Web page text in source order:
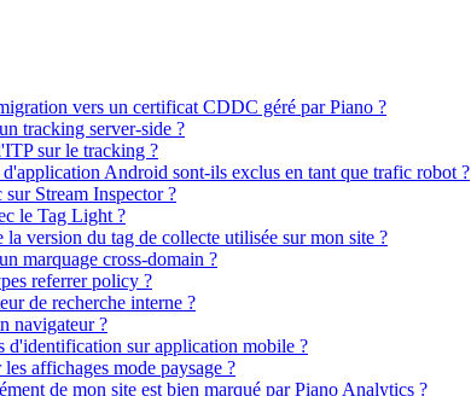
vers un certificat CDDC géré par Piano ?
tracking server-side ?
sur le tracking ?
d'application Android sont-ils exclus en tant que trafic robot ?
Stream Inspector ?
le Tag Light ?
version du tag de collecte utilisée sur mon site ?
marquage cross-domain ?
referrer policy ?
de recherche interne ?
navigateur ?
d'identification sur application mobile ?
affichages mode paysage ?
de mon site est bien marqué par Piano Analytics ?